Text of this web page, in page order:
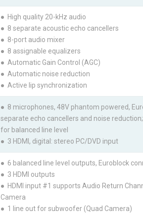
● High quality 20-kHz audio
● 8 separate acoustic echo cancellers
● 8-port audio mixer
● 8 assignable equalizers
● Automatic Gain Control (AGC)
● Automatic noise reduction
● Active lip synchronization
● 8 microphones, 48V phantom powered,
separate echo cancellers and noise
for balanced line level
● 3 HDMI, digital: stereo PC/DVD input
● 6 balanced line level outputs, Euroblock
● 3 HDMI outputs
● HDMI input #1 supports Audio Return
Camera
● 1 line out for subwoofer (Quad Camera)